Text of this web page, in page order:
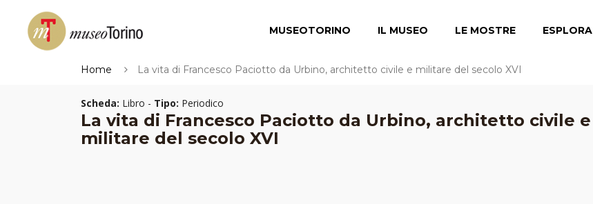
MUSEOTORINO IL MUSEO LE MOSTRE ESPLORA
Home La vita di Francesco Paciotto da Urbino, architetto civile e militare del secolo XVI
Scheda: Libro - Tipo: Periodico
La vita di Francesco Paciotto da Urbino, architetto civile e
militare del secolo XVI